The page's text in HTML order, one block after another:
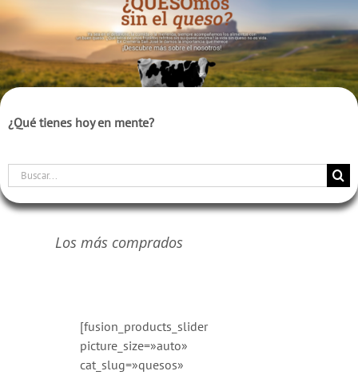
¿Qué tienes hoy en mente?
Buscar:
Los más comprados
[fusion_products_slider
picture_size=»auto»
cat_slug=»quesos»